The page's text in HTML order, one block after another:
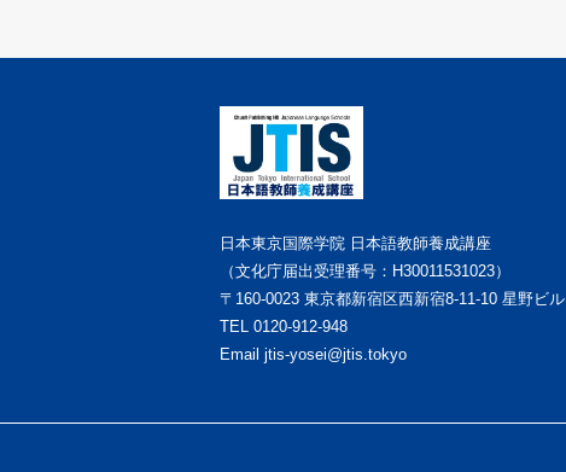
日本東京国際学院 日本語教師養成講座
（文化庁届出受理番号：H30011531023）
〒160-0023 東京都新宿区西新宿8-11-10 星野ビル
TEL 0120-912-948
Email jtis-yosei@jtis.tokyo